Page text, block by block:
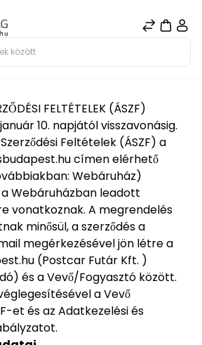
FELTÉTELEK (ÁSZF)
10. napjától visszavonásig.
Feltételek (ÁSZF) a
címen elérhető
Webáruház)
Webáruházban leadott
vonatkoznak. A megrendelés
minősül, a szerződés a
megérkezésével jön létre a
(Postcar Futár Kft. )
és a Vevő/Fogyasztó között.
a Vevő
et és az Adatkezelési és